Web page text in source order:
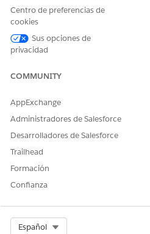
¿RESOLVIÓ ESTE
Centro de preferencias de
cookies
Sus opciones de
privacidad
COMMUNITY
AppExchange
Administradores de Salesforce
Desarrolladores de Salesforce
Trailhead
Formación
Confianza
Español